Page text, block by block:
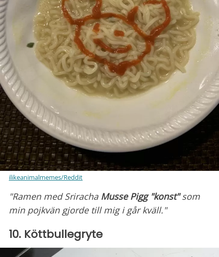
ilikeanimalmemes/Reddit
"Ramen med Sriracha Musse Pigg "konst"som
min pojkvän gjorde till mig i går kväll."
10. Köttbullegryte